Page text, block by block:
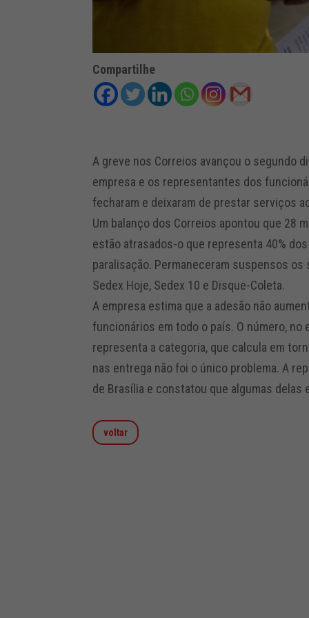
Compartilhe
A greve nos Correios avançou o segundo
empresa e os representantes dos
fecharam e deixaram de prestar serviços
Um balanço dos Correios apontou que 28
estão atrasados-o que representa 40%
paralisação. Permaneceram suspensos
Sedex Hoje, Sedex 10 e Disque-Coleta.
A empresa estima que a adesão não
funcionários em todo o país. O número,
representa a categoria, que calcula em
nas entrega não foi o único problema. A
de Brasília e constatou que algumas
voltar